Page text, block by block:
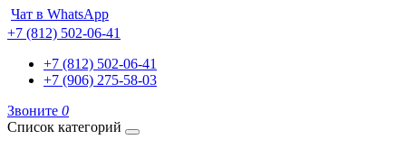
Чат в WhatsApp
+7 (812) 502-06-41
+7 (812) 502-06-41
+7 (906) 275-58-03
Звоните 0
Список категорий